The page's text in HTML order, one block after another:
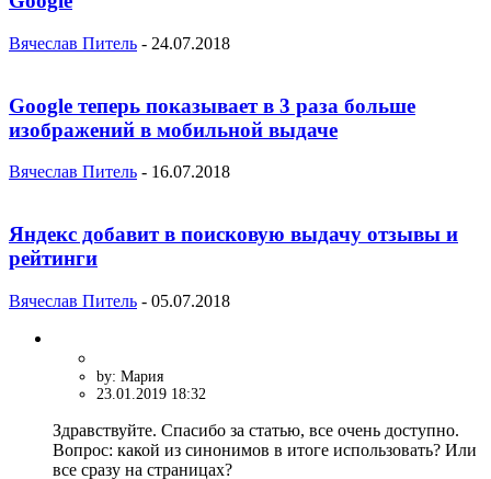
Вячеслав Питель - 24.07.2018
Google теперь показывает в 3 раза больше
изображений в мобильной выдаче
Вячеслав Питель - 16.07.2018
Яндекс добавит в поисковую выдачу отзывы и
рейтинги
Вячеслав Питель - 05.07.2018
by: Мария
23.01.2019 18:32
Здравствуйте. Спасибо за статью, все очень доступно.
Вопрос: какой из синонимов в итоге использовать? Или
все сразу на страницах?